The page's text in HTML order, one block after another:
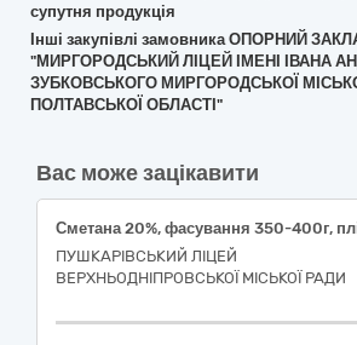
супутня продукція
Інші закупівлі замовника ОПОРНИЙ
"МИРГОРОДСЬКИЙ ЛІЦЕЙ ІМЕНІ ІВАНА
ЗУБКОВСЬКОГО МИРГОРОДСЬКОЇ
ПОЛТАВСЬКОЇ ОБЛАСТІ"
Вас може зацікавити
ПУШКАРІВСЬКИЙ ЛІЦЕЙ
ВЕРХНЬОДНІПРОВСЬКОЇ МІСЬКОЇ РАДИ